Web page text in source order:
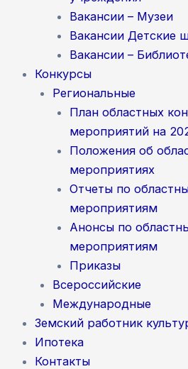
Вакансии – Музеи
Вакансии Детские
Вакансии –
Конкурсы
Региональные
План областных
мероприятий на
Положения об
мероприятиях
Отчеты по
мероприятиям
Анонсы по
мероприятиям
Приказы
Всероссийские
Международные
Земский работник
Ипотека
Контакты